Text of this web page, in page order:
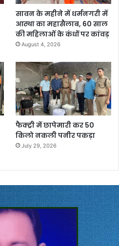
सावन के महीने में धर्मनगरी में
आस्था का महासैलाब, 60 साल
की महिलाओं के कंधों पर कांवड़
August 4, 2026
फैक्ट्री में छापेमारी कर 50
किलो नकली पनीर पकड़ा
July 29, 2026